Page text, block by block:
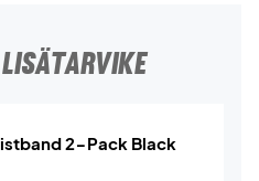
2-Pack Black